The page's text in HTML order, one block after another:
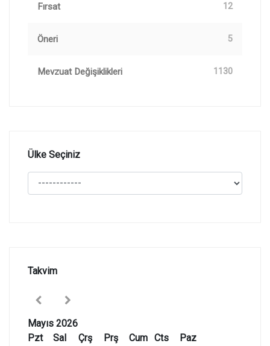
Fırsat 12
Öneri 5
Mevzuat Değişiklikleri 1130
Ülke Seçiniz
Takvim
Mayıs 2026
Pzt
Sal Çrş Prş Cum Cts
Paz